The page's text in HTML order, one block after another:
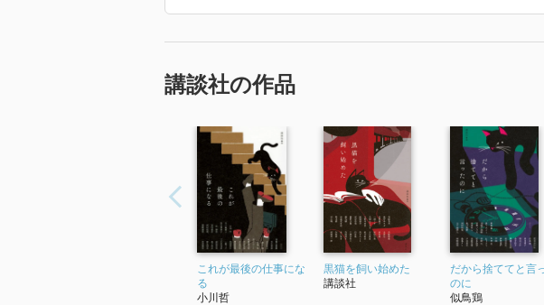
京のサロン・ド・テでシェフパティシエとして勤務したのち
週末コラム 『健康になる食生活』東京慈恵会医科大学附属
る。栄養のプロの知識と科学に基づいたわかりやすい解説に定
「2022年 『かんたん年金家計ノート 2023』 で使われていた
講談社の作品
これが最後の仕事にな
る
小川哲
黒猫を飼い始めた
講談社
だから捨ててと言
のに
似鳥鶏